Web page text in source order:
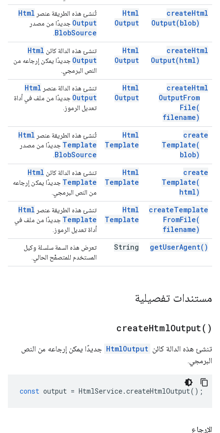
createHtml
Output(blob)
Html
Output
تُنشئ هذه الطريقة عنصر Html
Output جديدًا من مصدر
BlobSource
createHtml
Output(html)
Html
Output
تنشئ هذه الدالة كائن Html
Output جديدًا يمكن إرجاعه من
النص البرمجي.
createHtml
OutputFrom
File(
filename)
Html
Output
تنشئ هذه الدالة عنصر Html
Output جديدًا من ملف في أداة
تعديل الرموز.
create
Template(
blob)
Html
Template
تُنشئ هذه الطريقة عنصر Html
Template جديدًا من مصدر
BlobSource
create
Template(
html)
Html
Template
تنشئ هذه الدالة كائن Html
Template جديدًا يمكن إرجاعه
من النص البرمجي.
createTemplate
FromFile(
filename)
Html
Template
تنشئ هذه الطريقة عنصر Html
Template جديدًا من ملف في
أداة تعديل الرموز.
getUserAgent( )
String
تعرض هذه السمة سلسلة وكيل
المستخدم للمتصفّح الحالي.
مستندات تفصيلية
createHtmlOutput( )
تنشئ هذه الدالة كائن HtmlOutput جديدًا يمكن إرجاعه من النص
البرمجي.
const output = HtmlService.createHtmlOutput();
الإرجاع